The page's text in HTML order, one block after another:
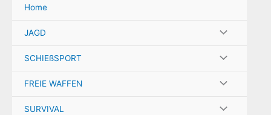
Home
JAGD
SCHIEßSPORT
FREIE WAFFEN
SURVIVAL